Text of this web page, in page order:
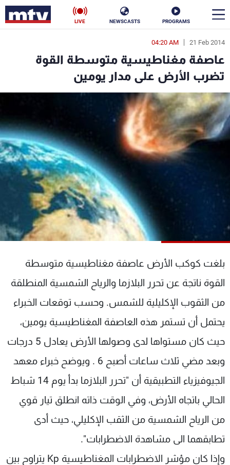
PROGRAMS
NEWSCASTS
LIVE
21 Feb 2014
04:20 AM
عاصفة مغناطيسية متوسطة القوة
تضرب الأرض على مدار يومين
بلغت كوكب الأرض عاصفة مغناطيسية متوسطة
القوة ناتجة عن تحرر البلازما والرياح الشمسية المنطلقة
من الثقوب الإكليلية للشمس. وحسب توقعات الخبراء
يحتمل أن تستمر هذه العاصفة المغناطيسية يومين،
حيث كان مستواها لدى وصولها الأرض يعادل 5 درجات
وبعد مضي ثلاث ساعات أصبح 6 . ويوضح خبراء معهد
الجيوفيزياء التطبيقية أن "تحرر البلازما بدأ يوم 14 شباط
الحالي باتجاه الأرض، وفي الوقت ذاته انطلق تيار قوي
من الرياح الشمسية من الثقب الإكليلي، حيث أدى
تطابقهما الى مشاهدة الاضطرابات".
وإذا كان مؤشر الاضطرابات المغناطيسية Kp يتراوح بين
en
الأخبار
سياسة ناس
إقتصاد
منوعات
كأس العالم
جدول البرامج
شاهد البرامج
عن MTV
الإنـتـاج
لاعلاناتكم
وظائف
تواصل معنا
شروط الإسـتخدام
سياسة الخصوصية